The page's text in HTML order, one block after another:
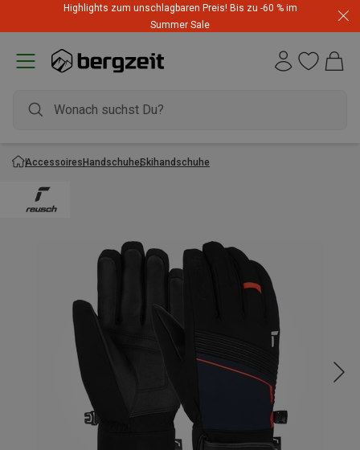
Highlights zum unschlagbaren Preis! Bis zu -60 % im
Summer Sale
AccessoiresHandschuheSkihandschuhe